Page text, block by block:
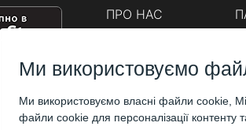
ПРО НАС
Ми використовуємо
Ми використовуємо власні файли cookie,
файли cookie для персоналізації контенту